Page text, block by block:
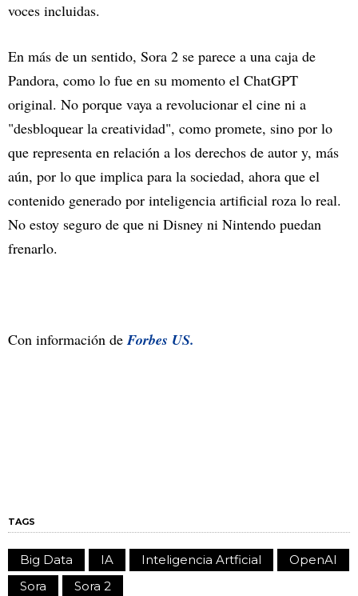
voces incluidas.
En más de un sentido, Sora 2 se parece a una caja de
Pandora, como lo fue en su momento el ChatGPT
original. No porque vaya a revolucionar el cine ni a
"desbloquear la creatividad", como promete, sino por lo
que representa en relación a los derechos de autor y, más
aún, por lo que implica para la sociedad, ahora que el
contenido generado por inteligencia artificial roza lo real.
No estoy seguro de que ni Disney ni Nintendo puedan
frenarlo.
Con información deForbes US.
TAGS
Big Data IA Inteligencia Artficial
OpenAI
Sora
Sora 2